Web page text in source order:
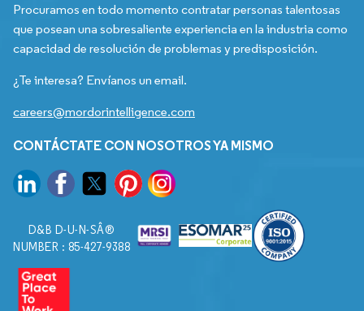
Procuramos en todo momento contratar personas talentosas
que posean una sobresaliente experiencia en la industria como
capacidad de resolución de problemas y predisposición.
¿Te interesa? Envíanos un email.
careers@mordorintelligence.com
CONTÁCTATE CON NOSOTROS YA MISMO
D&B D-U-N-SÂ®
NUMBER : 85-427-9388